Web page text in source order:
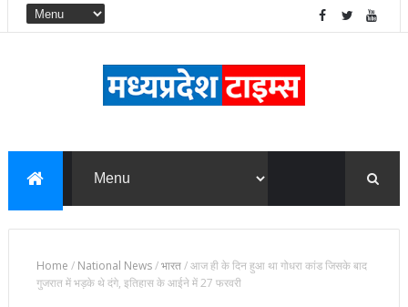
Home / National News/भारत/आज ही के दिन हुआ था गोधरा कांड जिसके बाद
गुजरात में भड़के थे दंगे, इतिहास के आईने में 27 फरवरी